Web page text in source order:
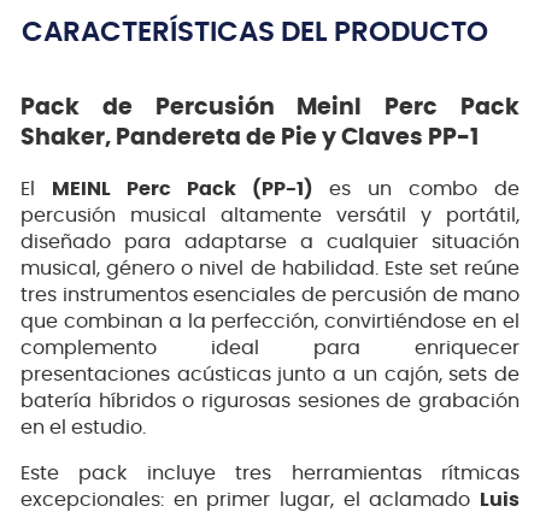
CARACTERÍSTICAS DEL PRODUCTO
Pack de Percusión Meinl Perc Pack
Shaker, Pandereta de Pie y Claves PP-1
El MEINL Perc Pack (PP-1) es un combo de
percusión musical altamente versátil y portátil,
diseñado para adaptarse a cualquier situación
musical, género o nivel de habilidad. Este set reúne
tres instrumentos esenciales de percusión de mano
que combinan a la perfección, convirtiéndose en el
complemento ideal para enriquecer
presentaciones acústicas junto a un cajón, sets de
batería híbridos o rigurosas sesiones de grabación
en el estudio.
Este pack incluye tres herramientas rítmicas
excepcionales: en primer lugar, el aclamado
Luis